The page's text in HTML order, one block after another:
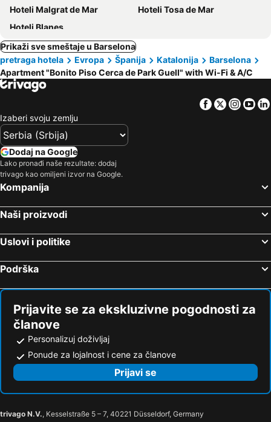
Hoteli Malgrat de Mar
Hoteli Tosa de Mar
Hoteli Blanes
Prikaži sve smeštaje u Barselona
pretraga hotela
Evropa Španija Katalonija
Barselona
Apartment "Bonito Piso Cerca de Park Guell" with Wi-Fi & A/C
Facebook
Twitter
Izaberi svoju zemlju
Dodaj na Google
Lako pronađi naše rezultate: dodaj
trivago kao omiljeni izvor na Google.
Kompanija
Naši proizvodi
Uslovi i politike
Podrška
Prijavite se za ekskluzivne pogodnosti za
članove
Personalizuj doživljaj
Ponude za lojalnost i cene za članove
Prijavi se
trivago N.V., Kesselstraße 5 – 7, 40221 Düsseldorf, Germany